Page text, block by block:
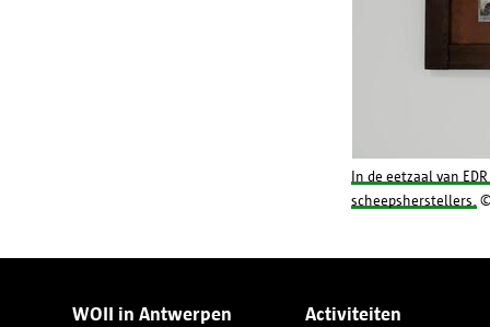
In de eetzaal van
scheepsherstellers.
WOII in Antwerpen
Activiteiten